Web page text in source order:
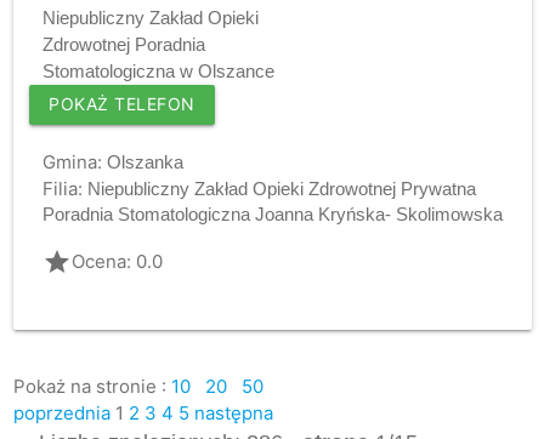
Niepubliczny Zakład Opieki
Zdrowotnej Poradnia
Stomatologiczna w Olszance
POKAŻ TELEFON
Gmina: Olszanka
Filia: Niepubliczny Zakład Opieki Zdrowotnej Prywatna
Poradnia Stomatologiczna Joanna Kryńska- Skolimowska
gradeOcena: 0.0
Pokaż na stronie : 10 20
50
poprzednia 1 2 3 4 5 następna